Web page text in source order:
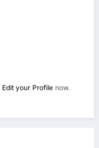
Edit your Profile now.